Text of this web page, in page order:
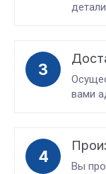
3
вами
4
Вы